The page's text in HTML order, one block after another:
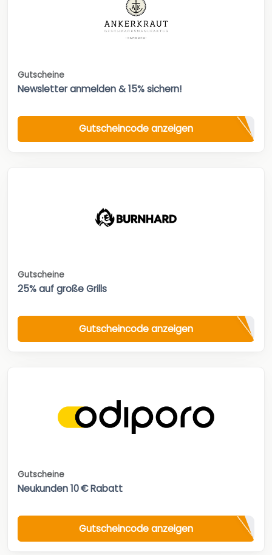
Gutscheine
Newsletter anmelden & 15% sichern!
Gutscheincode anzeigen
Gutscheine
25% auf große Grills
Gutscheincode anzeigen
Gutscheine
Neukunden 10 € Rabatt
Gutscheincode anzeigen